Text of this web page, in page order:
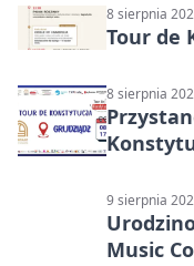
8 sierpnia
Tour de
8 sierpnia
9 sierpnia
Music